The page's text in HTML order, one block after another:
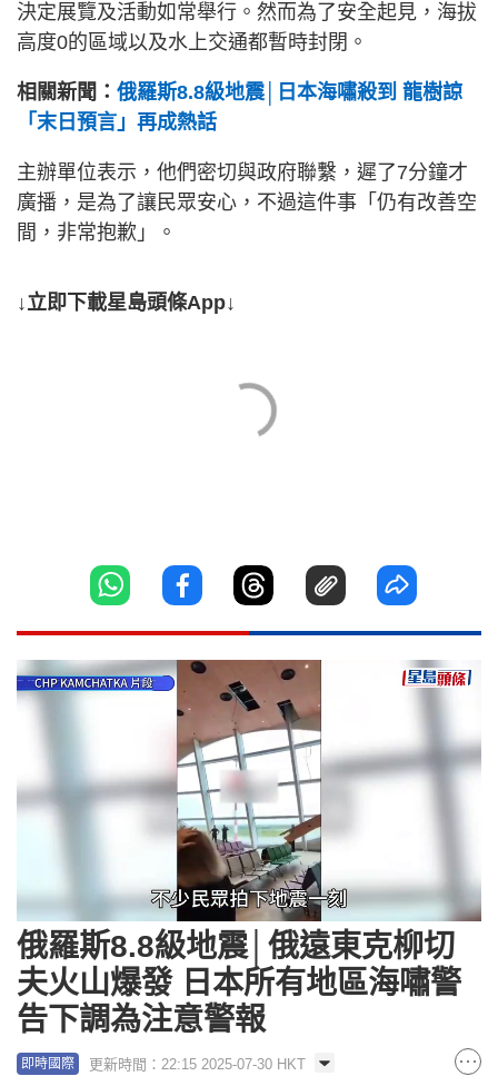
決定展覽及活動如常舉行。然而為了安全起見，海拔
高度0的區域以及水上交通都暫時封閉。
相關新聞： 俄羅斯8.8級地震│日本海嘯殺到 龍樹諒
「末日預言」再成熱話
主辦單位表示，他們密切與政府聯繫，遲了7分鐘才
廣播，是為了讓民眾安心，不過這件事「仍有改善空
間，非常抱歉」。
↓立即下載星島頭條App↓
Loaded:
俄羅斯8.8級地震│俄遠東克柳切
夫火山爆發 日本所有地區海嘯警
告下調為注意警報
即時國際 更新時間：22:15 2025-07-30 HKT